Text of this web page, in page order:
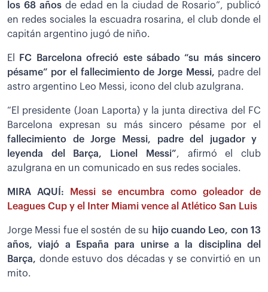
los 68 añosde edad en la ciudad de Rosario”, publicó
en redes sociales la escuadra rosarina, el club donde el
capitán argentino jugó de niño.
El
FC Barcelona ofreció este sábado “su más sincero
pésame” por el fallecimiento de Jorge Messi, padre del
astro argentino Leo Messi, icono del club azulgrana.
“El presidente (Joan Laporta) y la junta directiva del FC
Barcelona expresan su más sincero pésame por el
fallecimiento de Jorge Messi, padre del jugador y
leyenda del Barça, Lionel Messi”, afirmó el club
azulgrana en un comunicado en sus redes sociales.
MIRA AQUÍ:
Messi se encumbra como goleador de
Leagues Cup y el Inter Miami vence al Atlético San Luis
Jorge Messi fue el sostén de su hijo cuando Leo, con 13
años, viajó a España para unirse a la disciplina del
Barça, donde estuvo dos décadas y se convirtió en un
mito.